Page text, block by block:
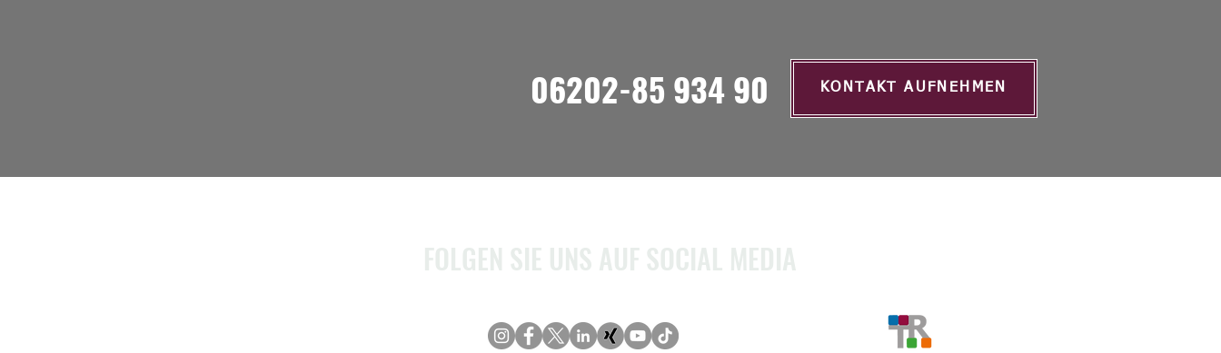
06202-85 934 90 KONTAKT AUFNEHMEN